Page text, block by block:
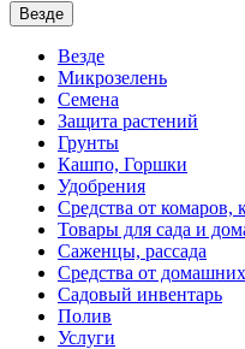
Везде
Везде
Микрозелень
Семена
Защита растений
Грунты
Кашпо, Горшки
Удобрения
Средства от комаров,
Товары для сада и
Саженцы, рассада
Средства от
Садовый инвентарь
Полив
Услуги